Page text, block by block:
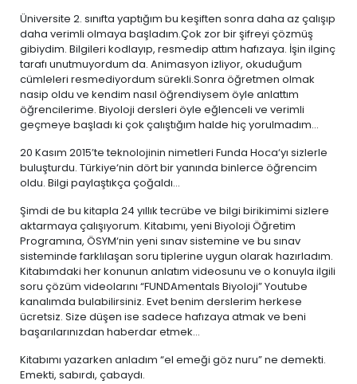
Üniversite 2. sınıfta yaptığım bu keşiften sonra daha az çalışıp
daha verimli olmaya başladım.Çok zor bir şifreyi çözmüş
gibiydim. Bilgileri kodlayıp, resmedip attım hafızaya. İşin ilginç
tarafı unutmuyordum da. Animasyon izliyor, okuduğum
cümleleri resmediyordum sürekli.Sonra öğretmen olmak
nasip oldu ve kendim nasıl öğrendiysem öyle anlattım
öğrencilerime. Biyoloji dersleri öyle eğlenceli ve verimli
geçmeye başladı ki çok çalıştığım halde hiç yorulmadım...
20 Kasım 2015’te teknolojinin nimetleri Funda Hoca‘yı sizlerle
buluşturdu. Türkiye‘nin dört bir yanında binlerce öğrencim
oldu. Bilgi paylaştıkça çoğaldı...
Şimdi de bu kitapla 24 yıllık tecrübe ve bilgi birikimimi sizlere
aktarmaya çalışıyorum. Kitabımı, yeni Biyoloji Öğretim
Programına, ÖSYM‘nin yeni sınav sistemine ve bu sınav
sisteminde farklılaşan soru tiplerine uygun olarak hazırladım.
Kitabımdaki her konunun anlatım videosunu ve o konuyla ilgili
soru çözüm videolarını “FUNDAmentals Biyoloji” Youtube
kanalımda bulabilirsiniz. Evet benim derslerim herkese
ücretsiz. Size düşen ise sadece hafızaya atmak ve beni
başarılarınızdan haberdar etmek...
Kitabımı yazarken anladım “el emeği göz nuru” ne demekti.
Emekti, sabırdı, çabaydı.